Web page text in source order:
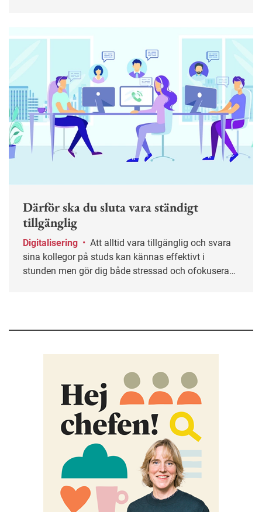
Därför ska du sluta vara ständigt
tillgänglig
Digitalisering •
sina kollegor på studs kan kännas effektivt i
stunden men gör dig både stressad och ofokuserad.